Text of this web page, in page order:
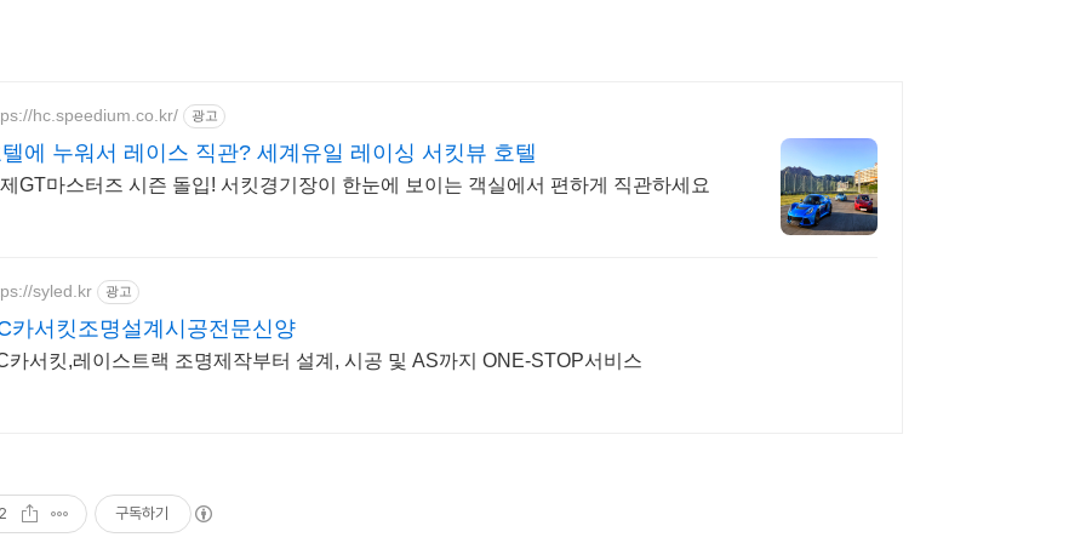
hc.speedium.co.kr/ 광고
텔에 누워서 레이스 직관? 세계유일 레이싱 서킷뷰 호텔
GT마스터즈 시즌 돌입! 서킷경기장이 한눈에 보이는 객실에서 편하게 직관하세요
syled.kr 광고
카서킷조명설계시공전문신양
카서킷,레이스트랙 조명제작부터 설계, 시공 및 AS까지 ONE-STOP서비스
2 구독하기